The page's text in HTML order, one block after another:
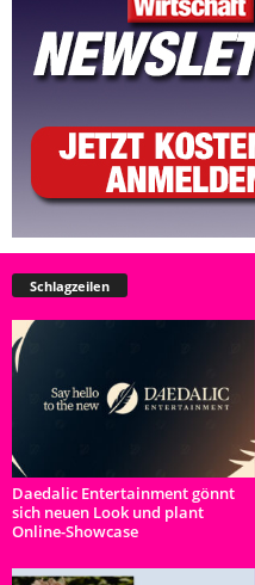
Schlagzeilen
Daedalic Entertainment gönnt
sich neuen Look und plant
Online-Showcase